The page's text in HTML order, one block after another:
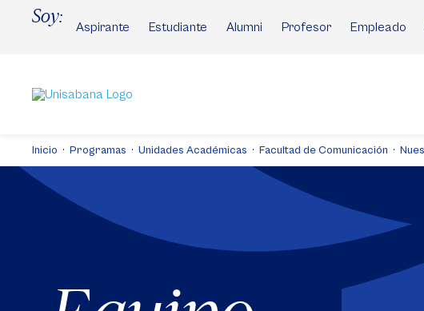
Soy:
Aspirante Estudiante Alumni Profesor Empleado
Inicio Programas Unidades Académicas Facultad de Comunicación